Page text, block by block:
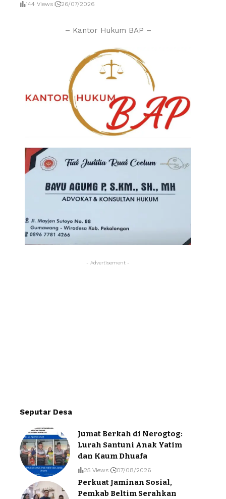
144 Views 26/07/2026
– Kantor Hukum BAP –
- Advertisement -
Seputar Desa
Jumat Berkah di Nerogtog:
Lurah Santuni Anak Yatim
dan Kaum Dhuafa
25 Views 07/08/2026
Perkuat Jaminan Sosial,
Pemkab Beltim Serahkan